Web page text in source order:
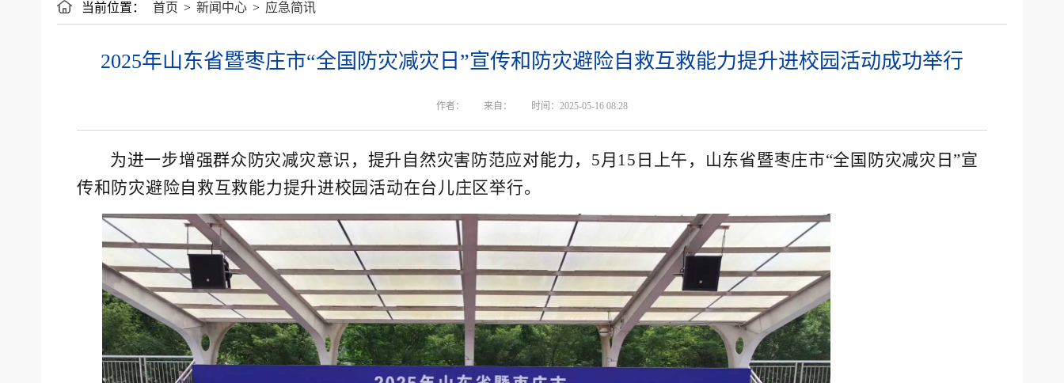
当前位置： 首页 > 新闻中心 > 应急简讯
2025年山东省暨枣庄市“全国防灾减灾日”宣传和防灾避险自救互救能力提升进校园活动成功举行
作者： 来自： 时间：2025-05-16 08:28
为进一步增强群众防灾减灾意识，提升自然灾害防范应对能力，5月15日上午，山东省暨枣庄市“全国防灾减灾日”宣
传和防灾避险自救互救能力提升进校园活动在台儿庄区举行。